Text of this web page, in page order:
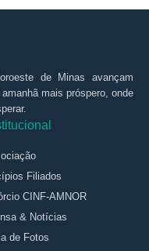
de Minas avançam
mais próspero, onde
Filiados
CINF-AMNOR
& Notícias
de Fotos